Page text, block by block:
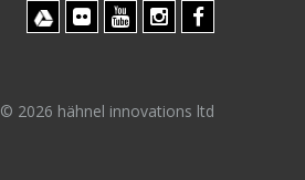
© 2026 hähnel innovations ltd